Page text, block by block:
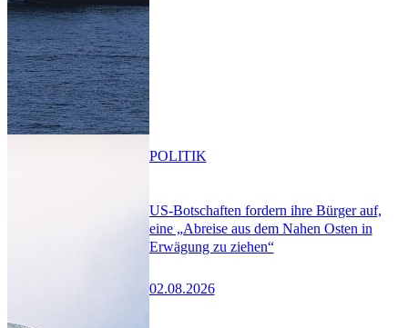
US-Botschaften fordern ihre Bürger auf,
eine „Abreise aus dem Nahen Osten in
Erwägung zu ziehen“
02.08.2026
POLITIK